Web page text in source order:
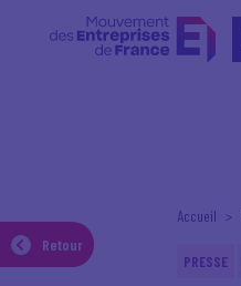
Retour
Accueil
PRESSE